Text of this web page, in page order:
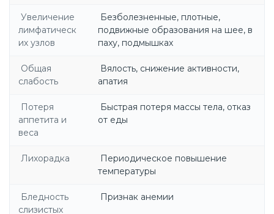
Увеличение
лимфатическ
их узлов
Безболезненные, плотные,
подвижные образования на шее, в
паху, подмышках
Общая
слабость
Вялость, снижение активности,
апатия
Потеря
аппетита и
веса
Быстрая потеря массы тела, отказ
от еды
Лихорадка
Периодическое повышение
температуры
Бледность
слизистых
Признак анемии